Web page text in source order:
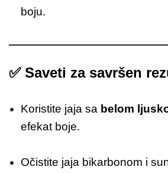
boju.
✅ Saveti za savršen
Koristite jaja sa belom
efekat boje.
Očistite jaja bikarbonom i